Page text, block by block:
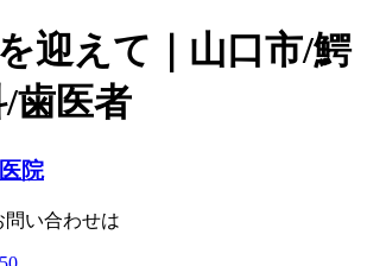
迎えて｜山口市/鰐
歯医者
問い合わせは